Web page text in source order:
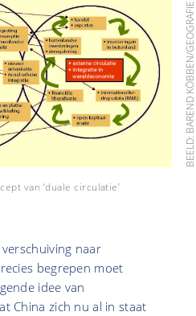
BEELD: BAREND KÖBBEN/GEOGRAFIE
van ‘duale circulatie’
naar
begrepen moet
idee van
China zich nu al in staat